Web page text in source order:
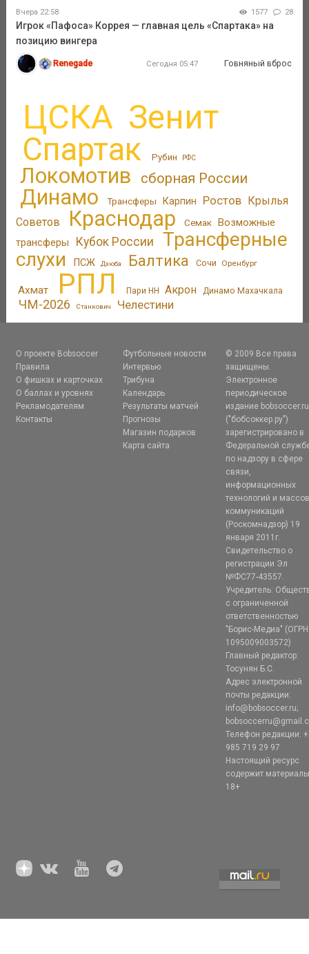
Вчера 22:58 1577 28
Игрок «Пафоса» Коррея — главная цель «Спартака» на
позицию вингера
Renegade Сегодня 05:47 Говняный вброс
ЦСКА Зенит
Спартак Рубин РФС
Локомотив сборная России
Динамо Трансферы Карпин Ростов
Крылья
Советов
Краснодар Семак
Возможные
трансферы
Кубок России
Трансферные
слухи
ПСЖ Дзюба Балтика Сочи Оренбург
Ахмат РПЛ Пари НН Акрон Динамо Махачкала
ЧМ-2026 Станкович Челестини
О проекте Bobsoccer
Правила
О фишках и карточках
О баллах и уровнях
Рекламодателям
Контакты
Футбольные новости
Интервью
Трибуна
Календарь
Результаты матчей
Прогнозы
Магазин подарков
Карта сайта
© 2009 Все права
защищены.
Электронное
периодическое
издание bobsoccer.ru
("бобсоккер.ру")
зарегистрировано в
Федеральной
по надзору в сфере
связи,
информационных
технологий и
коммуникаций
(Роскомнадзор) 19
января 2011г.
Свидетельство о
регистрации Эл
№ФС77-43557.
Учредитель:
с ограниченной
ответственностью
"Борис-Медиа" (ОГРН
1095009003572)
Главный редактор:
Тосунян Б.С.
Адрес электронной
почты редакции:
info@bobsoccer.ru;
Телефон редакции:
985 719 29 97
Настоящий ресурс
содержит
18+